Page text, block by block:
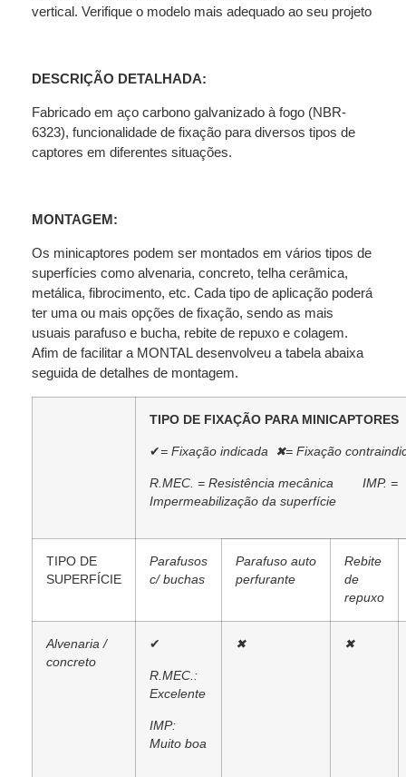
vertical. Verifique o modelo mais adequado ao seu projeto
DESCRIÇÃO DETALHADA:
Fabricado em aço carbono galvanizado à fogo (NBR-
6323), funcionalidade de fixação para diversos tipos de
captores em diferentes situações.
MONTAGEM:
Os minicaptores podem ser montados em vários tipos de
superfícies como alvenaria, concreto, telha cerâmica,
metálica, fibrocimento, etc. Cada tipo de aplicação poderá
ter uma ou mais opções de fixação, sendo as mais
usuais parafuso e bucha, rebite de repuxo e colagem.
Afim de facilitar a MONTAL desenvolveu a tabela abaixa
seguida de detalhes de montagem.
TIPO DE FIXAÇÃO PARA MINICAPTORES
✔ = Fixação indicada ✖= Fixação
R.MEC. = Resistência mecânica IMP. =
Impermeabilização da superfície
TIPO DE
SUPERFÍCIE
Parafusos
c/ buchas
Parafuso auto
perfurante
Rebite
de
repuxo
Alvenaria /
concreto
✔
R.MEC.:
Excelente
IMP:
Muito boa
✖ ✖